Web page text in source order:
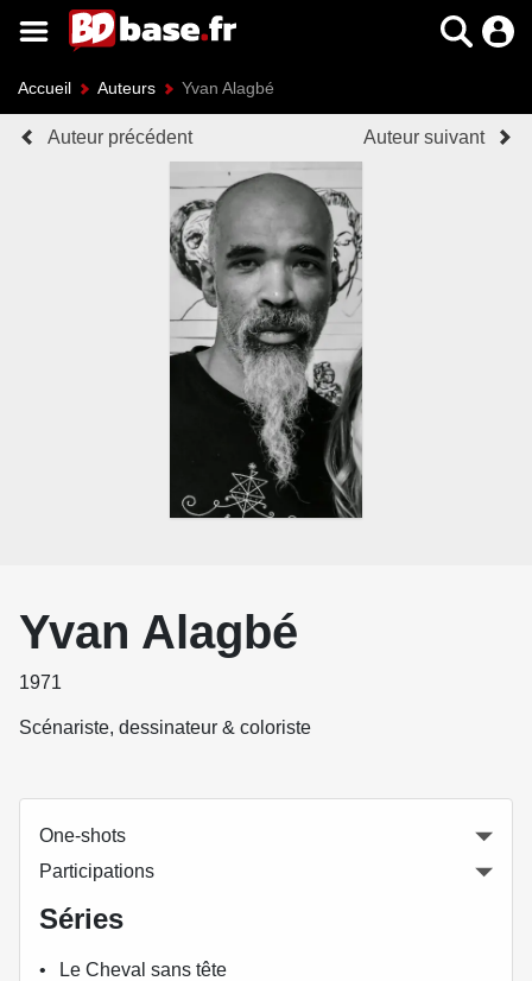
Accueil Auteurs Yvan Alagbé
Auteur précédent Auteur suivant
Yvan Alagbé
1971
Scénariste, dessinateur & coloriste
One-shots
Participations
Séries
Le Cheval sans tête